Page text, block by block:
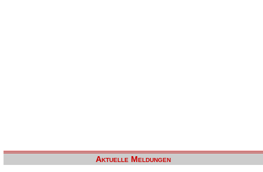
Aktuelle Meldungen